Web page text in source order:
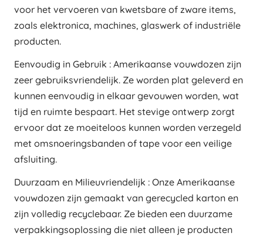
voor het vervoeren van kwetsbare of zware items,
zoals elektronica, machines, glaswerk of industriële
producten.
Eenvoudig in Gebruik : Amerikaanse vouwdozen zijn
zeer gebruiksvriendelijk. Ze worden plat geleverd en
kunnen eenvoudig in elkaar gevouwen worden, wat
tijd en ruimte bespaart. Het stevige ontwerp zorgt
ervoor dat ze moeiteloos kunnen worden verzegeld
met omsnoeringsbanden of tape voor een veilige
afsluiting.
Duurzaam en Milieuvriendelijk : Onze Amerikaanse
vouwdozen zijn gemaakt van gerecycled karton en
zijn volledig recyclebaar. Ze bieden een duurzame
verpakkingsoplossing die niet alleen je producten